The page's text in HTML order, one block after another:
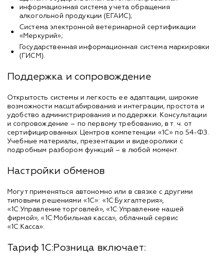
информационная система учета обращения
алкогольной продукции (ЕГАИС);
Система электронной ветеринарной сертификации
«Меркурий»;
Государственная информационная система маркировки
(ГИСМ).
Поддержка и сопровождение
Открытость системы и легкость ее адаптации, широкие
возможности масштабирования и интеграции, простота и
удобство администрирования и поддержки. Консультации
и сопровождение – по первому требованию, в т. ч. от
сертифицированных Центров компетенции «1С» по 54-ФЗ.
Учебные материалы, презентации и видеоролики с
подробным разбором функций – в любой момент.
Настройки обменов
Могут применяться автономно или в связке с другими
типовыми решениями «1С»: «1С:Бухгалтерия»,
«1С:Управление торговлей», «1С:Управление нашей
фирмой», «1С:Мобильная касса», облачный сервис
«1С:Касса».
Тариф 1С:Розница включает: